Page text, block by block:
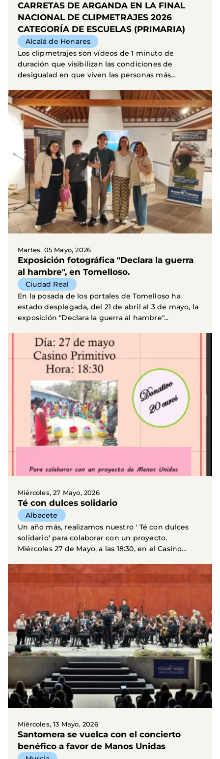
CARRETAS DE ARGANDA EN LA FINAL
NACIONAL DE CLIPMETRAJES 2026
CATEGORÍA DE ESCUELAS (PRIMARIA)
Alcalá de Henares
Los clipmetrajes son vídeos de 1 minuto de
duración que visibilizan las condiciones de
desigualad en que viven las personas más
Martes, 05 Mayo, 2026
Exposición fotográfica "Declara la guerra
al hambre", en Tomelloso.
Ciudad Real
En la posada de los portales de Tomelloso ha
estado desplegada, del 21 de abril al 3 de mayo, la
exposición "Declara la guerra al hambre"...
Miércoles, 27 Mayo, 2026
Té con dulces solidario
Albacete
Un año más, realizamos nuestro ' Té con dulces
solidario' para colaborar con un proyecto.
Miércoles 27 de Mayo, a las 18:30, en el Casino
Miércoles, 13 Mayo, 2026
Santomera se vuelca con el concierto
benéfico a favor de Manos Unidas